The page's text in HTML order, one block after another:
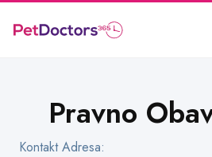
Pravno
Kontakt Adresa: